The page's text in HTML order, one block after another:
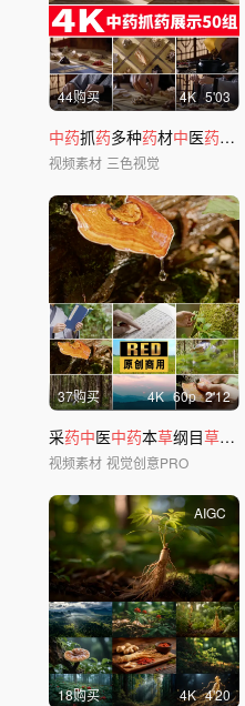
44购买 4K 5'03
中药抓药多种药材中医药文化
视频素材 三色视觉
37购买 4K 60p 2'12
采药中医中药本草纲目草药
视频素材 视觉创意PRO
AIGC
18购买 4K 4'20